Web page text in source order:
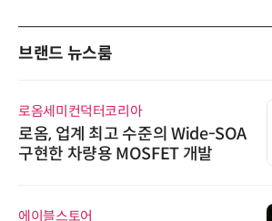
브랜드 뉴스룸
로옴세미컨덕터코리아
로옴, 업계 최고 수준의 Wide-SOA
구현한 차량용 MOSFET 개발
에이블스토어